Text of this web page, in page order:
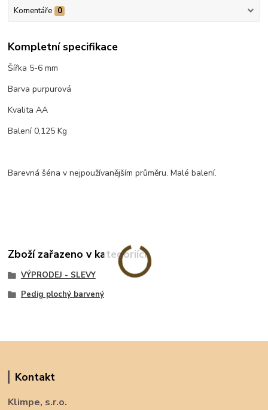
Komentáře 0
Kompletní specifikace
Šířka 5-6 mm
Barva purpurová
Kvalita AA
Balení 0,125 Kg
Barevná šéna v nejpoužívanějším průměru. Malé balení.
Zboží zařazeno v kategoriích
VÝPRODEJ - SLEVY
Pedig plochý barvený
Kontakt
Klimpe, s.r.o.